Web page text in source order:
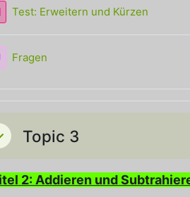
Test: Erweitern und Kürzen
Fragen
Topic 3
2: Addieren und